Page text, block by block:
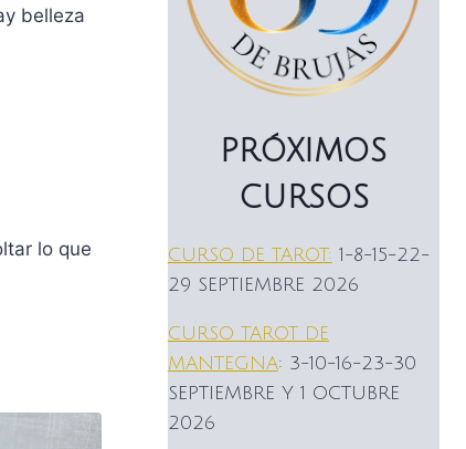
belleza
lo que
PRÓXIMOS
CURSOS
CURSO DE TAROT: 1-8-15-22-
29 SEPTIEMBRE 2026
CURSO TAROT DE
MANTEGNA: 3-10-16-23-30
SEPTIEMBRE Y 1 OCTUBRE
2026